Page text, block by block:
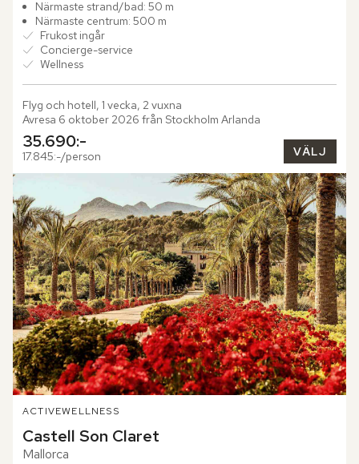
Närmaste strand/bad: 50 m
Närmaste centrum: 500 m
Frukost ingår
Concierge-service
Wellness
Flyg och hotell, 1 vecka, 2 vuxna
Avresa 6 oktober 2026 från Stockholm Arlanda
35.690:-
17.845:-/person VÄLJ
ACTIVEWELLNESS
Castell Son Claret
Mallorca